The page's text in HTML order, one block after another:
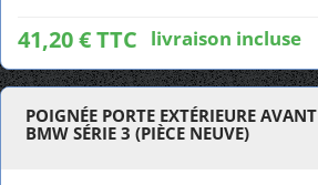
41,20 € TTC livraison incluse
POIGNÉE PORTE EXTÉRIEURE
BMW SÉRIE 3 (PIÈCE NEUVE)